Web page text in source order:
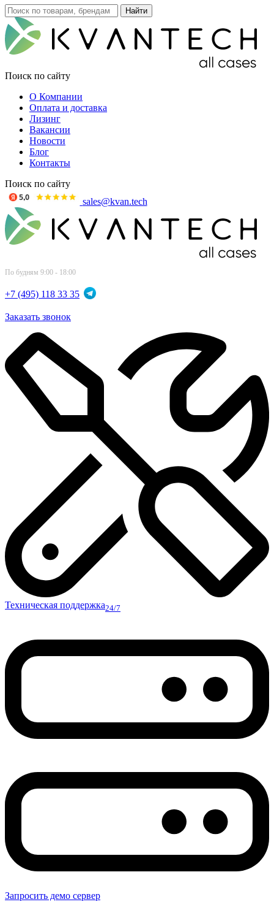
Поиск по сайту
О Компании
Оплата и доставка
Лизинг
Вакансии
Новости
Блог
Контакты
Поиск по сайту
sales@kvan.tech
По будням 9:00 - 18:00
+7 (495) 118 33 35
Заказать звонок
Техническая поддержка24/7
Запросить демо сервер